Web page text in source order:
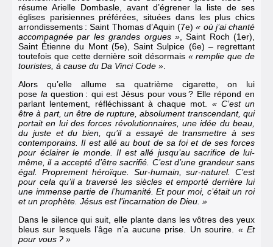
résume Arielle Dombasle, avant d’égrener la liste de ses
églises parisiennes préférées, situées dans les plus chics
arrondissements : Saint Thomas d’Aquin (7e)« où j’ai chanté
accompagnée par les grandes orgues », Saint Roch (1er),
Saint Étienne du Mont (5e), Saint Sulpice (6e) – regrettant
toutefois que cette dernière soit désormais« remplie que de
touristes, à cause du Da Vinci Code ».
Alors qu’elle allume sa quatrième cigarette, on lui
pose laquestion : qui est Jésus pour vous ? Elle répond en
parlant lentement, réfléchissant à chaque mot. « C’est un
être à part, un être de rupture, absolument transcendant, qui
portait en lui des forces révolutionnaires, une idée du beau,
du juste et du bien, qu’il a essayé de transmettre à ses
contemporains. Il est allé au bout de sa foi et de ses forces
pour éclairer le monde. Il est allé jusqu’au sacrifice de lui-
même, il a accepté d’être sacrifié. C’est d’une grandeur sans
égal. Proprement héroïque. Sur-humain, sur-naturel. C’est
pour cela qu’il a traversé les siècles et emporté derrière lui
une immense partie de l’humanité. Et pour moi, c’était un roi
et un prophète. Jésus est l’incarnation de Dieu. »
Dans le silence qui suit, elle plante dans les vôtres des yeux
bleus sur lesquels l’âge n’a aucune prise. Un sourire. « Et
pour vous ? »